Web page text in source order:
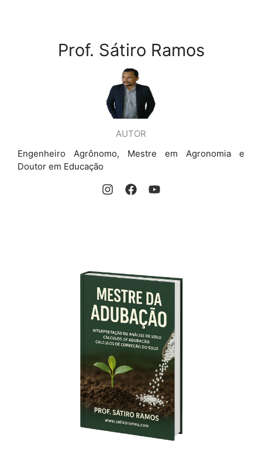
Prof. Sátiro Ramos
AUTOR
Engenheiro Agrônomo, Mestre em Agronomia e
Doutor em Educação